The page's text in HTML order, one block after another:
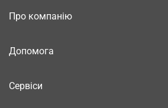
Про компанію
Допомога
Сервіси